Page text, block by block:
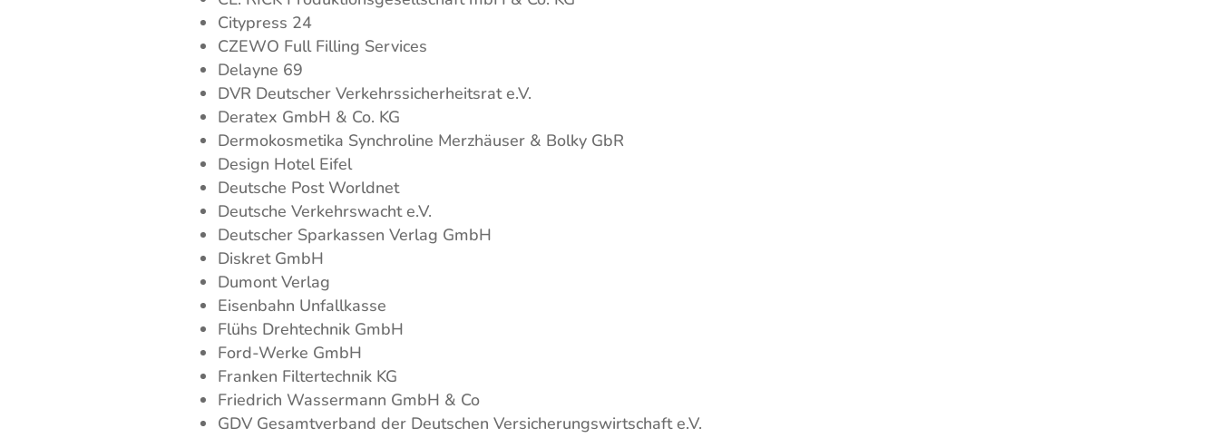
Citypress 24
CZEWO Full Filling Services
Delayne 69
DVR Deutscher Verkehrssicherheitsrat e.V.
Deratex GmbH & Co. KG
Dermokosmetika Synchroline Merzhäuser & Bolky GbR
Design Hotel Eifel
Deutsche Post Worldnet
Deutsche Verkehrswacht e.V.
Deutscher Sparkassen Verlag GmbH
Diskret GmbH
Dumont Verlag
Eisenbahn Unfallkasse
Flühs Drehtechnik GmbH
Ford-Werke GmbH
Franken Filtertechnik KG
Friedrich Wassermann GmbH & Co
GDV Gesamtverband der Deutschen Versicherungswirtschaft e.V.